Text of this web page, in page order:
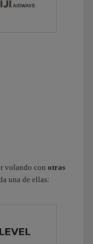
volando con otras
una de ellas: